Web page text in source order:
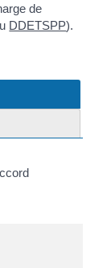
de
DDETSPP).